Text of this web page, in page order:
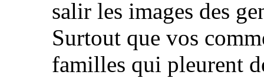
salir les images des
Surtout que vos
familles qui pleurent